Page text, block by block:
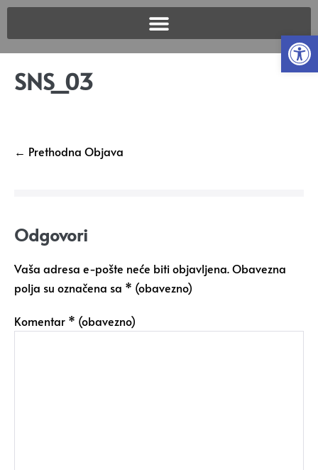
SNS_03
← Prethodna Objava
Odgovori
Vaša adresa e-pošte neće biti objavljena.Obavezna
polja su označena sa * (obavezno)
Komentar * (obavezno)